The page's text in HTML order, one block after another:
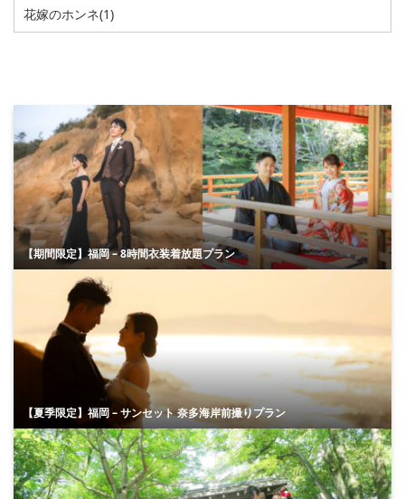
花嫁のホンネ(1)
【期間限定】福岡 – 8時間衣装着放題プラン
【夏季限定】福岡 – サンセット 奈多海岸前撮りプラン